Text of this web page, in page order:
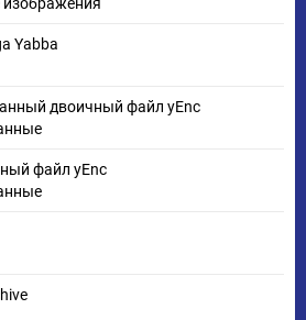
Yabba
двоичный файл yEnc
файл yEnc